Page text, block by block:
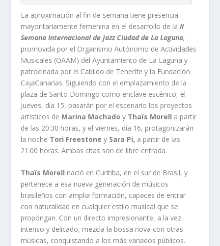
La aproximación al fin de semana tiene presencia
mayoritariamente femenina en el desarrollo de laII
Semana Internacional de Jazz Ciudad de La Laguna,
promovida por el Organismo Autónomo de Actividades
Musicales (OAAM) del Ayuntamiento de La Laguna y
patrocinada por el Cabildo de Tenerife y la Fundación
CajaCanarias. Siguiendo con el emplazamiento de la
plaza de Santo Domingo como enclave escénico, el
jueves, día 15, pasarán por el escenario los proyectos
artísticos de Marina Machado y Thaïs Morell a partir
de las 20:30 horas, y el viernes, día 16, protagonizarán
la noche Tori Freestone y Sara Pi, a partir de las
21:00 horas. Ambas citas son de libre entrada.
Thaïs Morell nació en Curitiba, en el sur de Brasil, y
pertenece a esa nueva generación de músicos
brasileños con amplia formación, capaces de entrar
con naturalidad en cualquier estilo musical que se
propongan. Con un directo impresionante, a la vez
intenso y delicado, mezcla la bossa nova con otras
músicas, conquistando a los más variados públicos.